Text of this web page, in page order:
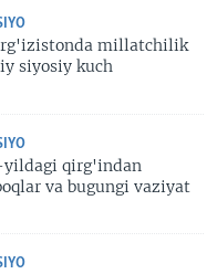
millatchilik
siyosiy kuch
yildagi qirg'indan
va bugungi vaziyat